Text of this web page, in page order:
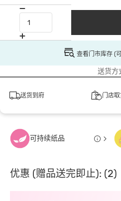
查看门市库存 (
送货方
送货到府 门店
可持续纸品
优惠 (赠品送完即止): (2)